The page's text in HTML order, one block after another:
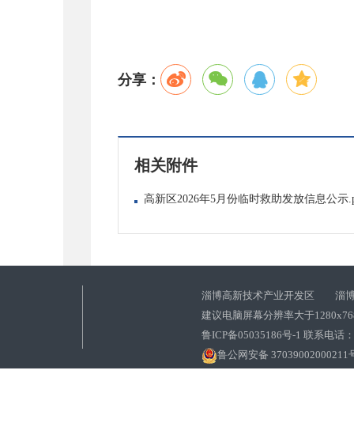
分享：
相关附件
高新区2026年5月份临时救助发放信息公示
淄博高新技术产业开发区 淄博
建议电脑屏幕分辨率大于
鲁ICP备05035186号-1 联系电话
鲁公网安备 37039002000211